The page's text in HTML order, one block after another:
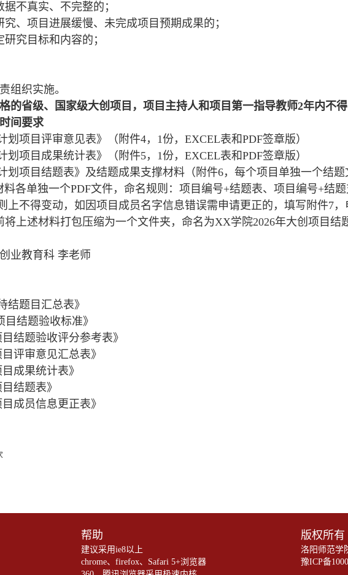
不真实、不完整的；
、项目进展缓慢、未完成项目预期成果的；
究目标和内容的；
组织实施。
的省级、国家级大创项目，项目主持人和项目第一指导教师2年内不得
间要求
划项目评审意见表》（附件4，1份，EXCEL表和PDF签章版）
划项目成果统计表》（附件5，1份，EXCEL表和PDF签章版）
划项目结题表》及结题成果支撑材料（附件6，每个项目单独一个结
各单独一个PDF文件，命名规则：项目编号+结题表、项目编号+结题
上不得变动，如因项目成员名字信息错误需申请更正的，填写附件7，
上述材料打包压缩为一个文件夹，命名为XX学院2026年大创项目结
业教育科 李老师
结题目汇总表》
题验收标准》
题验收评分参考表》
审意见汇总表》
果统计表》
题表》
员信息更正表》
帮助
建议采用ie8以上
chrome、firefox、Safari 5+浏览器
版权所有
洛阳师范学
豫ICP备